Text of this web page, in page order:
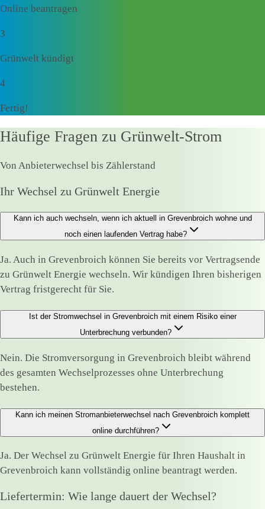
Online beantragen
3
Grünwelt kündigt
4
Fertig!
Häufige Fragen zu Grünwelt-Strom
Von Anbieterwechsel bis Zählerstand
Ihr Wechsel zu Grünwelt Energie
Kann ich auch wechseln, wenn ich aktuell in Grevenbroich wohne und
noch einen laufenden Vertrag habe?
Ja. Auch in Grevenbroich können Sie bereits vor Vertragsende
zu Grünwelt Energie wechseln. Wir kündigen Ihren bisherigen
Vertrag fristgerecht für Sie.
Ist der Stromwechsel in Grevenbroich mit einem Risiko einer
Unterbrechung verbunden?
Nein. Die Stromversorgung in Grevenbroich bleibt während
des gesamten Wechselprozesses ohne Unterbrechung
bestehen.
Kann ich meinen Stromanbieterwechsel nach Grevenbroich komplett
online durchführen?
Ja. Der Wechsel zu Grünwelt Energie für Ihren Haushalt in
Grevenbroich kann vollständig online beantragt werden.
Liefertermin: Wie lange dauert der Wechsel?